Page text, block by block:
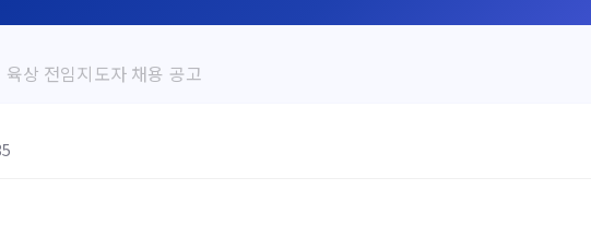
상 전임지도자 채용 공고